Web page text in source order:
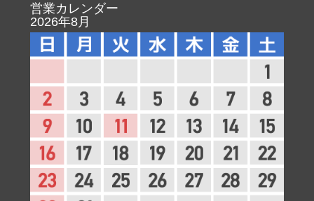
営業カレンダー
2026年8月